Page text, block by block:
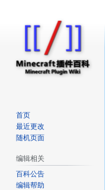
首页
最近更改
随机页面
编辑相关
百科公告
编辑帮助